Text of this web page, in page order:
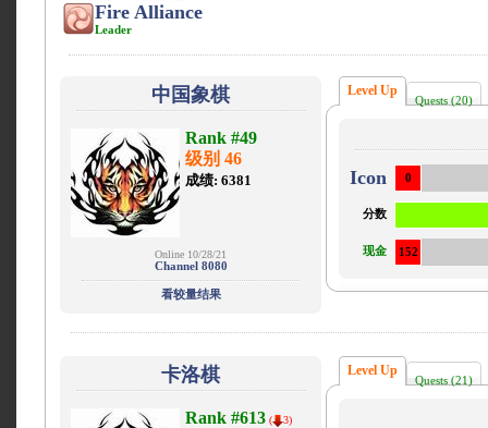
Fire Alliance
Leader
中国象棋
Rank #49
级别 46
成绩: 6381
Online 10/28/21
Channel 8080
看较量结果
Level Up
Quests (20)
Icon 0
分数
现金 152
卡洛棋
Rank #613 ( 3)
Level Up
Quests (21)